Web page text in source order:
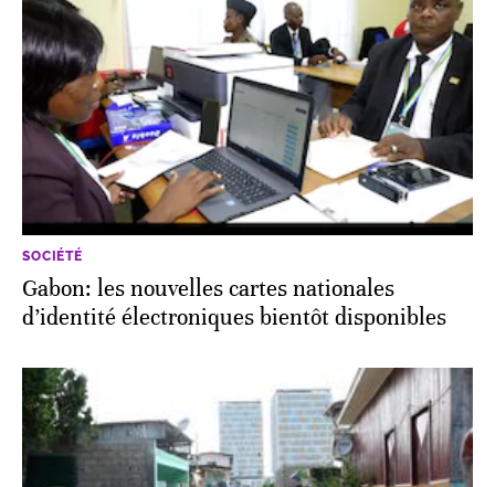
SOCIÉTÉ
Gabon: les nouvelles cartes nationales
d’identité électroniques bientôt disponibles